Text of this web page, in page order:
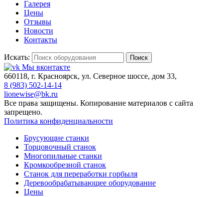
Галерея
Цены
Отзывы
Новости
Контакты
Искать: Поиск
Мы вконтакте
660118, г. Красноярск, ул. Северное шоссе, дом 33,
8 (983) 502-14-14
lionewise@bk.ru
Все права защищены. Копирование материалов с сайта
запрещено.
Политика конфиденциальности
Брусующие станки
Торцовочный станок
Многопильные станки
Кромкообрезной станок
Станок для переработки горбыля
Деревообрабатывающее оборудование
Цены